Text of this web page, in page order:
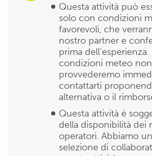
Questa attività può
solo con condizioni
favorevoli, che
nostro partner e
prima
condizioni meteo
provvederemo
contattarti
alternativa o il
Questa attività è
della disponibilità dei
operatori. Abbiamo
selezione di